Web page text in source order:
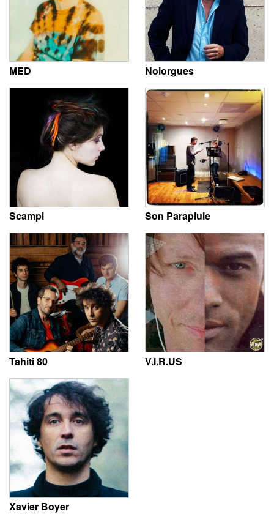
MED Nolorgues
Scampi Son Parapluie
Tahiti 80 V.I.R.US
Xavier Boyer